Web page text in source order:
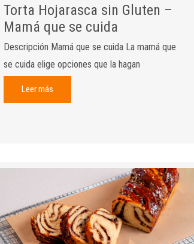
Torta Hojarasca sin Gluten –
Mamá que se cuida
Descripción Mamá que se cuida La mamá que
se cuida elige opciones que la hagan
Leer más